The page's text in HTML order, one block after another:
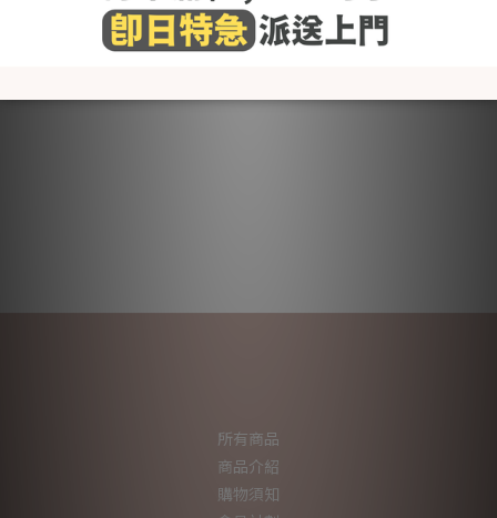
所有商品
商品介紹
購物須知